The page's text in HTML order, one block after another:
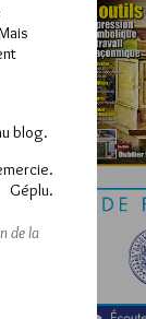
blog.
Géplu.
de la